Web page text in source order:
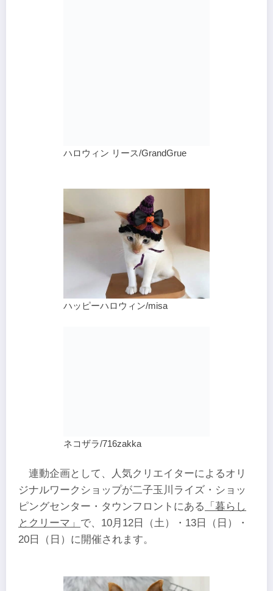
ハロウィン リース/GrandGrue
ハッピーハロウィン/misa
ネコザラ/716zakka
連動企画として、人気クリエイターによるオリ
ジナルワークショップが二子玉川ライズ・ショッ
ピングセンター・タウンフロントにある
「暮らし
とクリーマ」 で、10月12日（土）・13日（日）・
20日（日）に開催されます。